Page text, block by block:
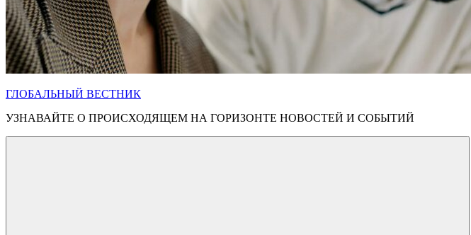
ГЛОБАЛЬНЫЙ ВЕСТНИК
УЗНАВАЙТЕ О ПРОИСХОДЯЩЕМ НА ГОРИЗОНТЕ НОВОСТЕЙ И СОБЫТИЙ